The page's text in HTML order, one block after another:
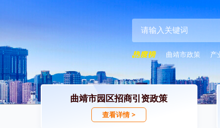
曲靖市政策 产
曲靖市园区招商引资政策
查看详情 >